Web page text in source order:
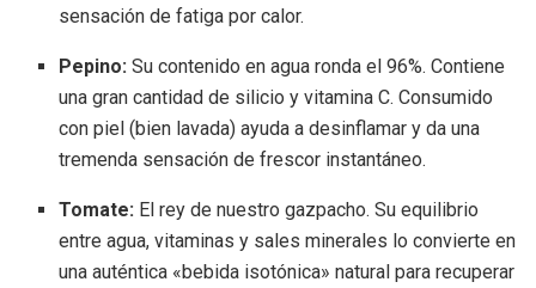
sensación de fatiga por calor.
Pepino: Su contenido en agua ronda el 96%. Contiene
una gran cantidad de silicio y vitamina C. Consumido
con piel (bien lavada) ayuda a desinflamar y da una
tremenda sensación de frescor instantáneo.
Tomate: El rey de nuestro gazpacho. Su equilibrio
entre agua, vitaminas y sales minerales lo convierte en
una auténtica «bebida isotónica» natural para recuperar